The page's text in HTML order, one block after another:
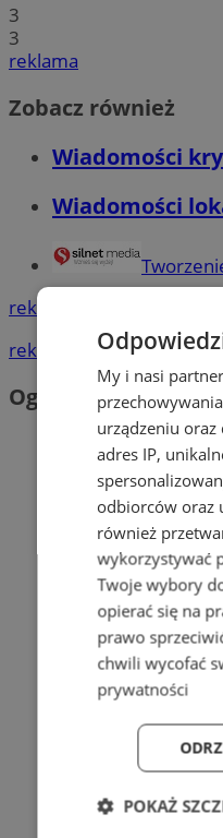
3
3
reklama
Zobacz również
Wiadomości
Wiadomości
reklama
reklama
Ogłoszenia
My i nasi
urządzeniu
adres IP,
odbiorców oraz
również
wykorzystywać
Twoje wybory
opierać się na
prawo
chwili wycofać
prywatności
POKAŻ